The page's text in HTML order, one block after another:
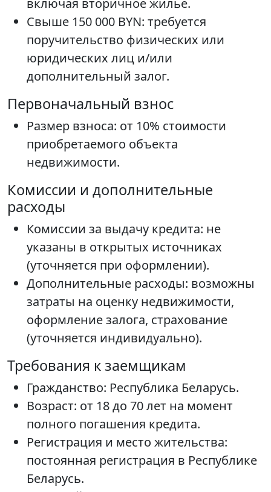
включая вторичное жилье.
Свыше 150 000 BYN: требуется
поручительство физических или
юридических лиц и/или
дополнительный залог.
Первоначальный взнос
Размер взноса: от 10% стоимости
приобретаемого объекта
недвижимости.
Комиссии и дополнительные
расходы
Комиссии за выдачу кредита: не
указаны в открытых источниках
(уточняется при оформлении).
Дополнительные расходы: возможны
затраты на оценку недвижимости,
оформление залога, страхование
(уточняется индивидуально).
Требования к заемщикам
Гражданство: Республика Беларусь.
Возраст: от 18 до 70 лет на момент
полного погашения кредита.
Регистрация и место жительства:
постоянная регистрация в Республике
Беларусь.